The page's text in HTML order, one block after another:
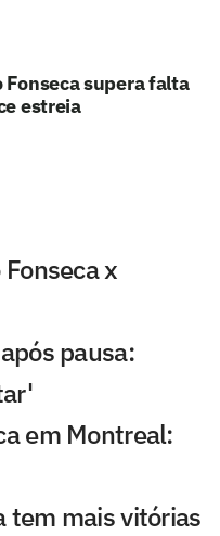
Fonseca supera falta
estreia
x
pausa:
em Montreal:
tem mais vitórias